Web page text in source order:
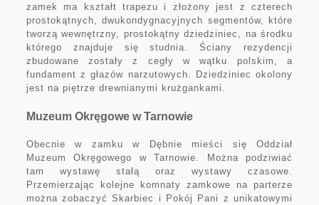
zamek ma kształt trapezu i złożony jest z czterech
prostokątnych, dwukondygnacyjnych segmentów, które
tworzą wewnętrzny, prostokątny dziedziniec, na środku
którego znajduje się studnia. Ściany rezydencji
zbudowane zostały z cegły w wątku polskim, a
fundament z głazów narzutowych. Dziedziniec okolony
jest na piętrze drewnianymi krużgankami.
Muzeum Okręgowe w Tarnowie
Obecnie w zamku w Dębnie mieści się Oddział
Muzeum Okręgowego w Tarnowie. Można podziwiać
tam wystawę stałą oraz wystawy czasowe.
Przemierzając kolejne komnaty zamkowe na parterze
można zobaczyć Skarbiec i Pokój Pani z unikatowymi